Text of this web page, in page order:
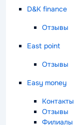
D&К finance
Отзывы
East point
Отзывы
Easy money
Контакты
Отзывы
Филиалы